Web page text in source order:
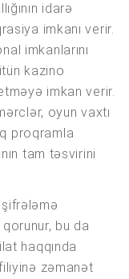
idarə
imkanı verir.
imkanlarını
kazino
imkan verir.
oyun vaxtı
proqramla
tam təsvirini
bu da
haqqında
zəmanət